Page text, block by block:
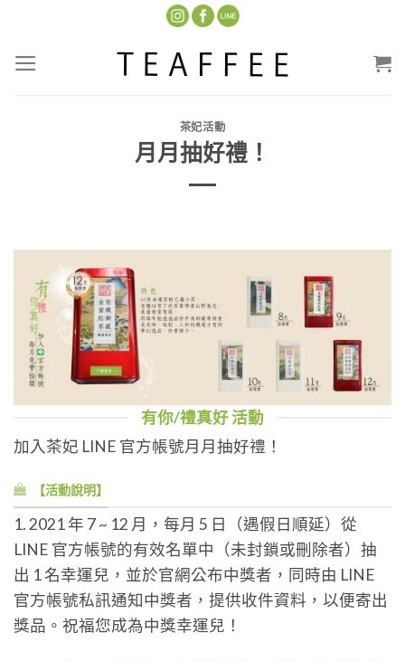
content
茶妃活動
月月抽好禮！
有你/禮真好 活動
加入茶妃 LINE 官方帳號月月抽好禮！
【活動說明】
1. 2021 年 7 ~ 12 月，每月 5 日（遇假日順延）從
LINE 官方帳號的有效名單中（未封鎖或刪除者）抽
出 1 名幸運兒，並於官網公布中獎者，同時由 LINE
官方帳號私訊通知中獎者，提供收件資料，以便寄出
獎品。祝福您成為中獎幸運兒！